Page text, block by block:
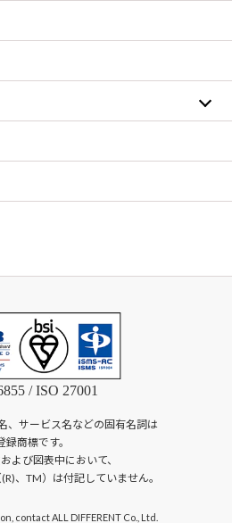
/ ISO 27001
、サービス名などの固有名詞は
録商標です。
よび図表中において、
、TM）は付記していません。
contact ALL DIFFERENT Co., Ltd.